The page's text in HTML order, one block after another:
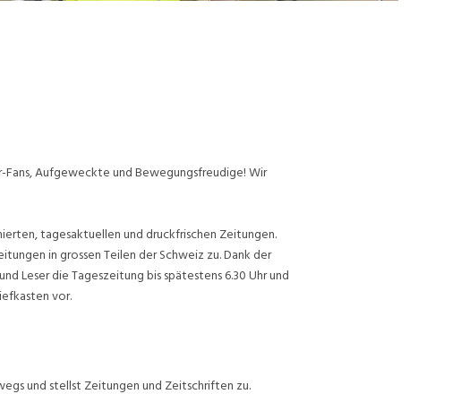
Aufgeweckte und Bewegungsfreudige! Wir
tagesaktuellen und druckfrischen Zeitungen.
in grossen Teilen der Schweiz zu. Dank der
Leser die Tageszeitung bis spätestens 6.30 Uhr und
vor.
und stellst Zeitungen und Zeitschriften zu.